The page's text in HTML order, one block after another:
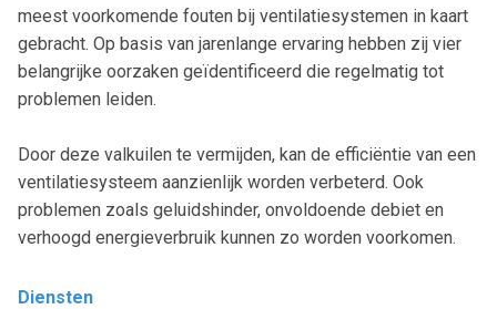
Diensten
meest voorkomende fouten bij ventilatiesystemen in kaart
gebracht. Op basis van jarenlange ervaring hebben zij vier
belangrijke oorzaken geïdentificeerd die regelmatig tot
problemen leiden.
Door deze valkuilen te vermijden, kan de efficiëntie van een
ventilatiesysteem aanzienlijk worden verbeterd. Ook
problemen zoals geluidshinder, onvoldoende debiet en
verhoogd energieverbruik kunnen zo worden voorkomen.